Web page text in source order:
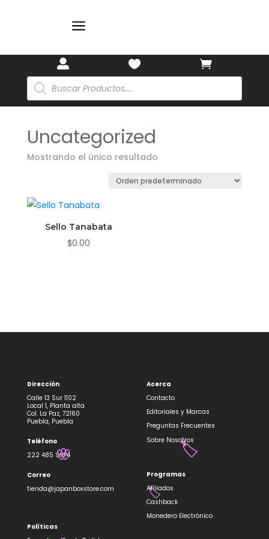
a
 

Búsqueda
de
productos
Uncategorized
Mostrando el único resultado
Sello Tanabata
$0.00
Dirección
Calle 13 Sur 1102
Local 1, Planta alta
Col. La Paz, 72160
Puebla, Puebla
Teléfono
222 485 9974
Correo
tienda@japanboxstore.com
Políticas
Acerca
Contacto
Editoriales y Marcas
Preguntas Frecuentes
Sobre Nosotros
Programas
Afiliados
Cashback
Monedero Electrónico
🌸
🏷️
🏷️